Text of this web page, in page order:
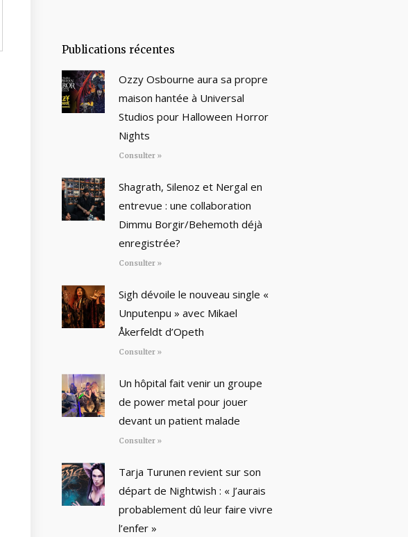
Publications récentes
Ozzy Osbourne aura sa propre
maison hantée à Universal
Studios pour Halloween Horror
Nights
Consulter »
Shagrath, Silenoz et Nergal en
entrevue : une collaboration
Dimmu Borgir/Behemoth déjà
enregistrée?
Consulter »
Sigh dévoile le nouveau single «
Unputenpu » avec Mikael
Åkerfeldt d’Opeth
Consulter »
Un hôpital fait venir un groupe
de power metal pour jouer
devant un patient malade
Consulter »
Tarja Turunen revient sur son
départ de Nightwish : « J’aurais
probablement dû leur faire vivre
l’enfer »